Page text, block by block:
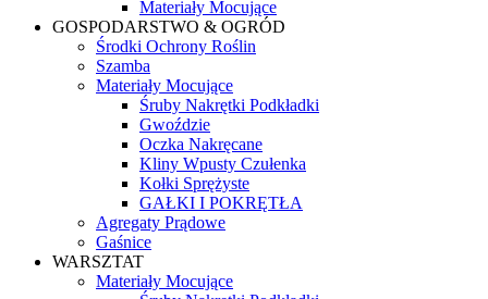
Materiały Mocujące
GOSPODARSTWO & OGRÓD
Środki Ochrony Roślin
Szamba
Materiały Mocujące
Śruby Nakrętki Podkładki
Gwoździe
Oczka Nakręcane
Kliny Wpusty Czułenka
Kołki Sprężyste
GAŁKI I POKRĘTŁA
Agregaty Prądowe
Gaśnice
WARSZTAT
Materiały Mocujące